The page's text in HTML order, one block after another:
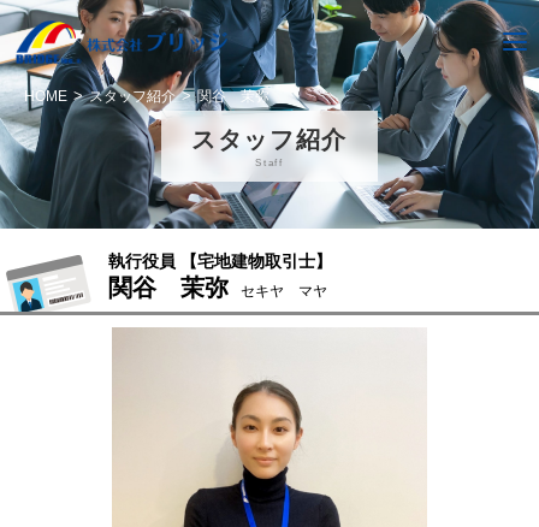
HOME スタッフ紹介 関谷 茉弥
スタッフ紹介
Staff
執行役員 【宅地建物取引士】
関谷 茉弥 セキヤ マヤ